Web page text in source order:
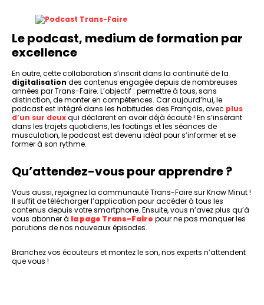
Le podcast, medium de formation par
excellence
En outre, cette collaboration s’inscrit dans la continuité de la
digitalisation des contenus engagée depuis de nombreuses
années par Trans-Faire. L’objectif : permettre à tous, sans
distinction, de monter en compétences. Car aujourd’hui, le
podcast est intégré dans les habitudes des Français, avec plus
d’un sur deuxqui déclarent en avoir déjà écouté ! En s’insérant
dans les trajets quotidiens, les footings et les séances de
musculation, le podcast est devenu idéal pour s’informer et se
former à son rythme.
Qu’attendez-vous pour apprendre ?
Vous aussi, rejoignez la communauté Trans-Faire sur Know Minut !
Il suffit de télécharger l’application pour accéder à tous les
contenus depuis votre smartphone. Ensuite, vous n’avez plus qu’à
vous abonner à la page Trans-Faire pour ne pas manquer les
parutions de nos nouveaux épisodes.
Branchez vos écouteurs et montez le son, nos experts n’attendent
que vous !